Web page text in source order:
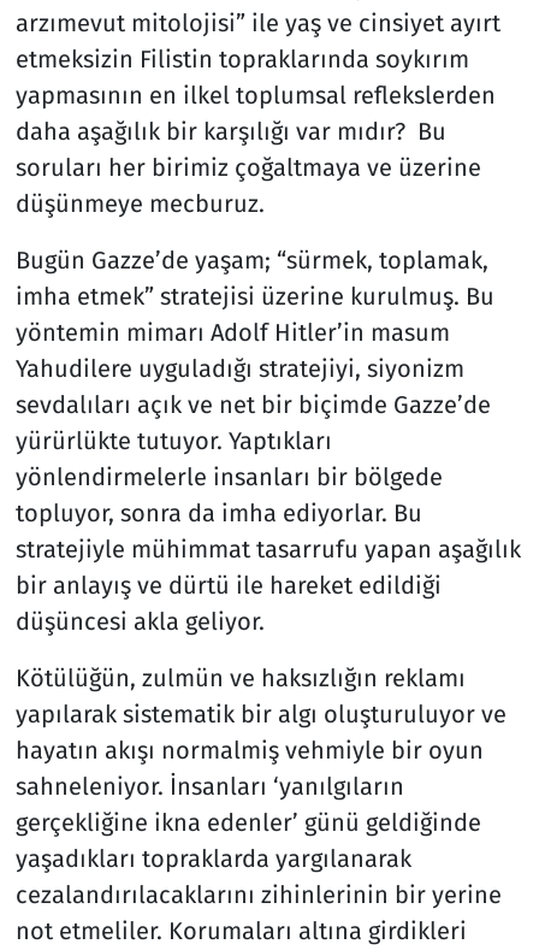
arzımevut mitolojisi” ile yaş ve cinsiyet ayırt
etmeksizin Filistin topraklarında soykırım
yapmasının en ilkel toplumsal reflekslerden
daha aşağılık bir karşılığı var mıdır? Bu
soruları her birimiz çoğaltmaya ve üzerine
düşünmeye mecburuz.
Bugün Gazze’de yaşam; “sürmek, toplamak,
imha etmek” stratejisi üzerine kurulmuş. Bu
yöntemin mimarı Adolf Hitler’in masum
Yahudilere uyguladığı stratejiyi, siyonizm
sevdalıları açık ve net bir biçimde Gazze’de
yürürlükte tutuyor. Yaptıkları
yönlendirmelerle insanları bir bölgede
topluyor, sonra da imha ediyorlar. Bu
stratejiyle mühimmat tasarrufu yapan aşağılık
bir anlayış ve dürtü ile hareket edildiği
düşüncesi akla geliyor.
Kötülüğün, zulmün ve haksızlığın reklamı
yapılarak sistematik bir algı oluşturuluyor ve
hayatın akışı normalmiş vehmiyle bir oyun
sahneleniyor. İnsanları ‘yanılgıların
gerçekliğine ikna edenler’ günü geldiğinde
yaşadıkları topraklarda yargılanarak
cezalandırılacaklarını zihinlerinin bir yerine
not etmeliler. Korumaları altına girdikleri